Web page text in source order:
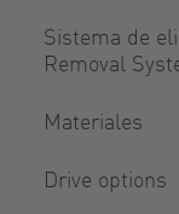
Sistema de
Removal
Materiales
Drive options